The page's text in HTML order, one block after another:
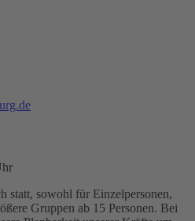
statt, sowohl für Einzelpersonen,
Gruppen ab 15 Personen. Bei